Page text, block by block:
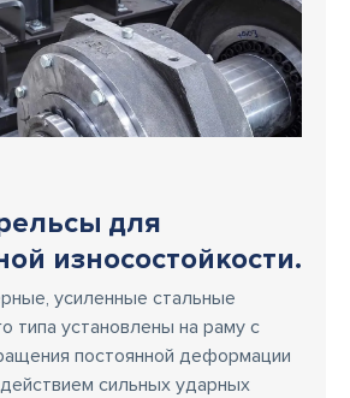
для
износостойкости.
усиленные стальные
типа установлены на раму с
постоянной деформации
сильных ударных